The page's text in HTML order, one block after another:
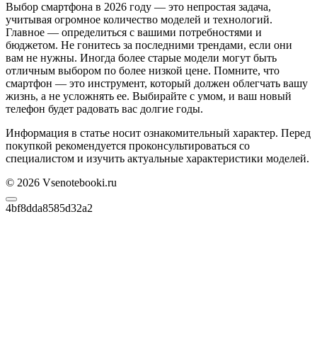
Выбор смартфона в 2026 году — это непростая задача,
учитывая огромное количество моделей и технологий.
Главное — определиться с вашими потребностями и
бюджетом. Не гонитесь за последними трендами, если они
вам не нужны. Иногда более старые модели могут быть
отличным выбором по более низкой цене. Помните, что
смартфон — это инструмент, который должен облегчать вашу
жизнь, а не усложнять ее. Выбирайте с умом, и ваш новый
телефон будет радовать вас долгие годы.
Информация в статье носит ознакомительный характер. Перед
покупкой рекомендуется проконсультироваться со
специалистом и изучить актуальные характеристики моделей.
© 2026 Vsenotebooki.ru
4bf8dda8585d32a2